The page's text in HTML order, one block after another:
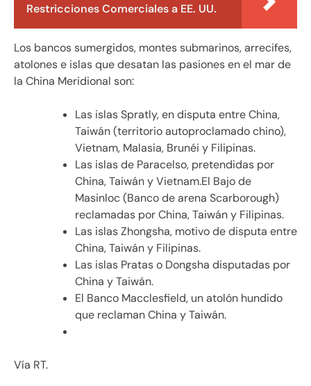
Restricciones Comerciales a EE. UU.
Los bancos sumergidos, montes submarinos, arrecifes,
atolones e islas que desatan las pasiones en el mar de
la China Meridional son:
Las islas Spratly, en disputa entre China,
Taiwán (territorio autoproclamado chino),
Vietnam, Malasia, Brunéi y Filipinas.
Las islas de Paracelso, pretendidas por
China, Taiwán y Vietnam.El Bajo de
Masinloc (Banco de arena Scarborough)
reclamadas por China, Taiwán y Filipinas.
Las islas Zhongsha, motivo de disputa entre
China, Taiwán y Filipinas.
Las islas Pratas o Dongsha disputadas por
China y Taiwán.
El Banco Macclesfield, un atolón hundido
que reclaman China y Taiwán.
Vía RT.